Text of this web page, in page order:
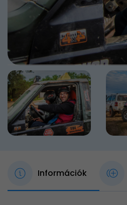
Információk